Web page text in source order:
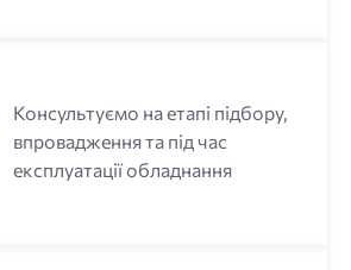
Консультуємо на етапі підбору,
впровадження та під час
експлуатації обладнання